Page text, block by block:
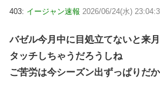
403: イージャン速報 2026/06/24(水)
バゼル今月中に目処立てないと来
タッチしちゃうだろうしね
ご苦労は今シーズン出ずっぱりだ